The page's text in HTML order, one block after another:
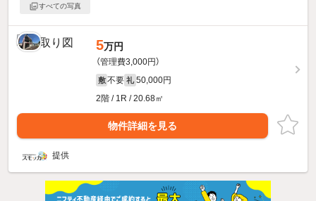
すべての写真
5万円
（管理費3,000円）
敷 不要 礼 50,000円
2階 / 1R / 20.68㎡
物件詳細を見る
提供